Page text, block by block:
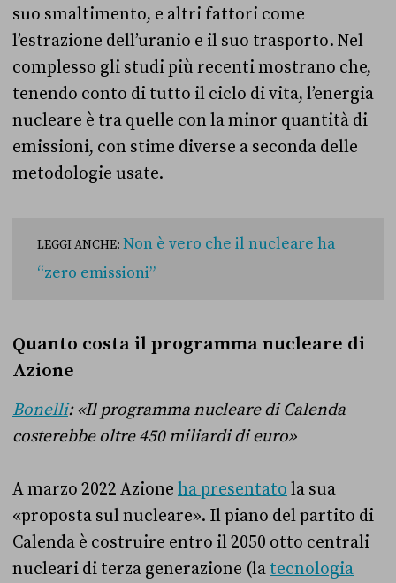
suo smaltimento, e altri fattori come
l’estrazione dell’uranio e il suo trasporto. Nel
complesso gli studi più recenti mostrano che,
tenendo conto di tutto il ciclo di vita, l’energia
nucleare è tra quelle con la minor quantità di
emissioni, con stime diverse a seconda delle
metodologie usate.
LEGGI ANCHE: Non è vero che il nucleare ha
“zero emissioni”
Quanto costa il programma nucleare di
Azione
Bonelli: «Il programma nucleare di Calenda
costerebbe oltre 450 miliardi di euro»
A marzo 2022 Azione ha presentato la sua
«proposta sul nucleare». Il piano del partito di
Calenda è costruire entro il 2050 otto centrali
nucleari di terza generazione (la tecnologia